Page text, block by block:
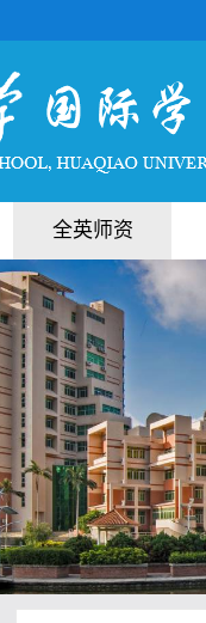
全英师资